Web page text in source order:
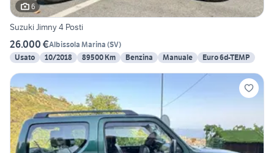
6
Suzuki Jimny 4 Posti
26.000 €Albissola Marina (SV)
Usato
10/2018 89500 Km Benzina Manuale Euro 6d-TEMP